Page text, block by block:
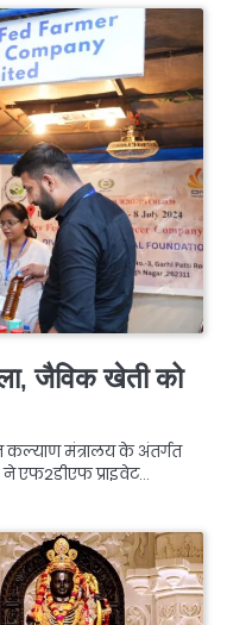
जैविक खेती को
कल्याण मंत्रालय के अंतर्गत
प्राइवेट…